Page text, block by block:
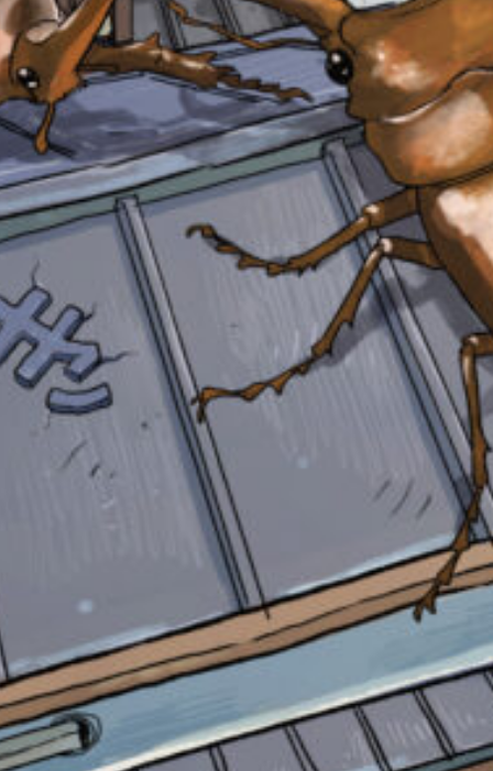
みんなの絵が
見られる
ギャラリー
自分だけの
本だなが作れる！
い
え
一
度
認
し
て
み
て
戻
る